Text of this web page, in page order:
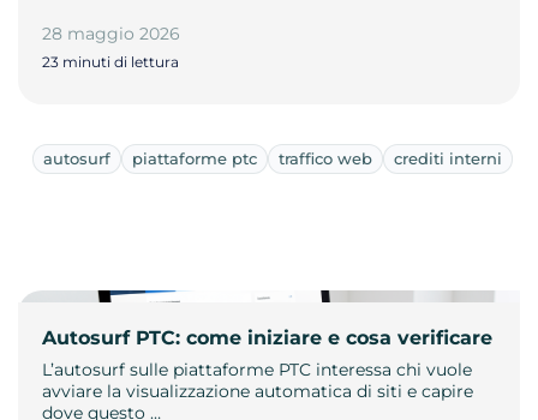
28 maggio 2026
23 minuti di lettura
autosurf piattaforme ptc traffico web crediti interni
Autosurf PTC: come iniziare e cosa verificare
L’autosurf sulle piattaforme PTC interessa chi vuole
avviare la visualizzazione automatica di siti e capire
dove questo …